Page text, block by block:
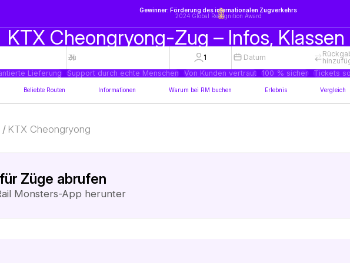
Gewinner: Förderung des internationalen Zugverkehrs
2024 Global Recognition Award
KTX Cheongryong-Zug – Infos,
1 Datum
Lieferung Support durch echte Menschen Von Kunden vertraut 100 % sicher Tickets
Beliebte Routen Informationen Warum bei RM buchen Erlebnis Vergleich
/ KTX Cheongryong
Züge abrufen
Monsters-App herunter